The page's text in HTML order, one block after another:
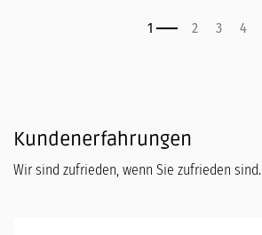
Kundenerfahrungen
Wir sind zufrieden, wenn Sie zufrieden sind.